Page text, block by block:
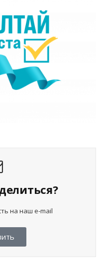
на наш e-mail